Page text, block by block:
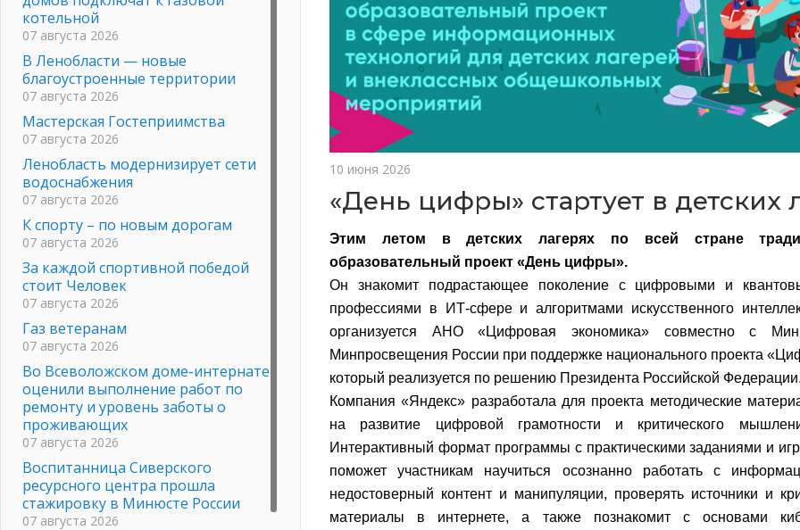
10 июня 2026
«День цифры» стартует в детских
Этим летом в детских лагерях по всей стране
образовательный проект «День цифры».
Он знакомит подрастающее поколение с цифровыми и
профессиями в ИТ-сфере и алгоритмами искусственного
организуется АНО «Цифровая экономика» совместно с
Минпросвещения России при поддержке национального проекта
который реализуется по решению Президента Российской
Компания «Яндекс» разработала для проекта методические
на развитие цифровой грамотности и критического
Интерактивный формат программы с практическими заданиями и
поможет участникам научиться осознанно работать с
недостоверный контент и манипуляции, проверять источники и
материалы в интернете, а также познакомит с основами
котельной
07 августа 2026
В Ленобласти — новые
благоустроенные территории
07 августа 2026
Мастерская Гостеприимства
07 августа 2026
Ленобласть модернизирует сети
водоснабжения
07 августа 2026
К спорту – по новым дорогам
07 августа 2026
За каждой спортивной победой
стоит Человек
07 августа 2026
Газ ветеранам
07 августа 2026
Во Всеволожском доме-интернате
оценили выполнение работ по
ремонту и уровень заботы о
проживающих
07 августа 2026
Воспитанница Сиверского
ресурсного центра прошла
стажировку в Минюсте России
07 августа 2026